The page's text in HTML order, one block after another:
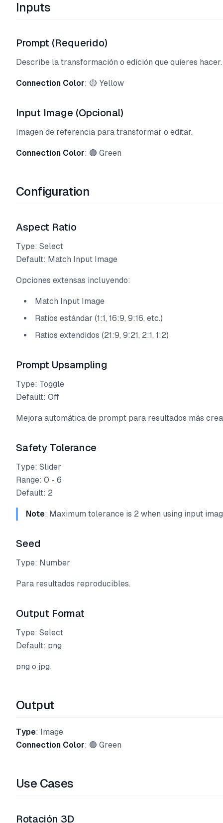
Inputs
Prompt (Requerido)
Describe la transformación o edición que quieres hacer.
Connection Color: 🟡 Yellow
Input Image (Opcional)
Imagen de referencia para transformar o editar.
Connection Color: 🟢 Green
Configuration
Aspect Ratio
Type: Select
Default: Match Input Image
Opciones extensas incluyendo:
Match Input Image
Ratios estándar (1:1, 16:9, 9:16, etc.)
Ratios extendidos (21:9, 9:21, 2:1, 1:2)
Prompt Upsampling
Type: Toggle
Default: Off
Mejora automática de prompt para resultados más
Safety Tolerance
Type: Slider
Range: 0 - 6
Default: 2
Note: Maximum tolerance is 2 when using input
Seed
Type: Number
Para resultados reproducibles.
Output Format
Type: Select
Default: png
png o jpg.
Output
Type: Image
Connection Color: 🟢 Green
Use Cases
Rotación 3D